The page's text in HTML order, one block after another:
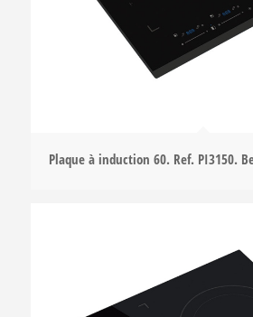
Plaque à induction 60. Ref. PI3150.